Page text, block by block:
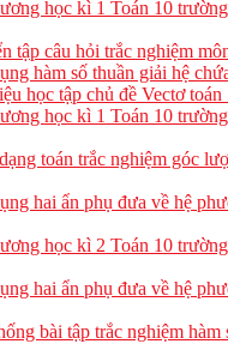
học kì 1 Toán 10
tập câu hỏi trắc nghiệm
hàm số thuần giải hệ
học tập chủ đề Vectơ toán
học kì 1 Toán 10
toán trắc nghiệm góc
hai ẩn phụ đưa về hệ
học kì 2 Toán 10
hai ẩn phụ đưa về hệ
bài tập trắc nghiệm hàm